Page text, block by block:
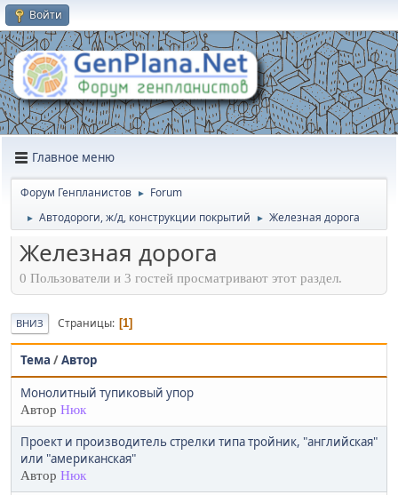
Войти
Главное меню
Форум Генпланистов ► Forum
► Автодороги, ж/д, конструкции покрытий ► Железная дорога
Железная дорога
0 Пользователи и 3 гостей просматривают этот раздел.
ВНИЗ Страницы 1
Тема /Автор
Монолитный тупиковый упор
Автор Нюк
Проект и производитель стрелки типа тройник, "английская"
или "американская"
Автор Нюк